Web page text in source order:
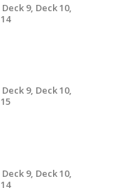
9, Deck 10,
9, Deck 10,
9, Deck 10,